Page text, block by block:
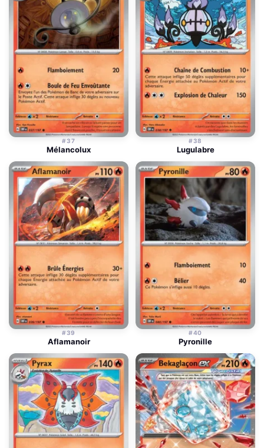
#37
Mélancolux
#38
Lugulabre
#39
Aflamanoir
#40
Pyronille